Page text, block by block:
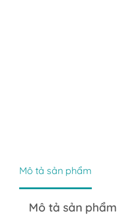
Mô tả sản phẩm
Mô tả sản phẩm